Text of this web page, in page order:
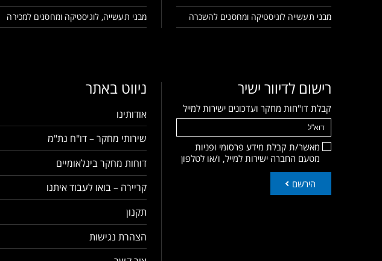
מבני תעשייה לוגיסטיקה ומחסנים להשכרה
מבני תעשייה, לוגיסטיקה ומחסנים למכירה
רישום לדיוור ישיר
קבלת דו"חות מחקר ועדכונים ישירות למייל
מאשר/ת קבלת מידע פרסומי ופניות
מטעם החברה ישירות למייל, ו/או לטלפון
הירשם
ניווט באתר
אודותינו
שירותי מחקר – דו"ח נת"מ
דוחות מחקר בינלאומיים
קריירה – בואו לעבוד איתנו
תקנון
הצהרת נגישות